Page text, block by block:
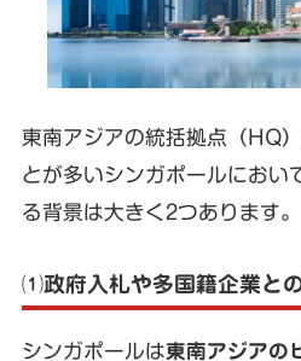
東南アジアの統括拠点（HQ
とが多いシンガポールにおい
る背景は大きく2つあります。
⑴政府入札や多国籍企業と
シンガポールは東南アジアの